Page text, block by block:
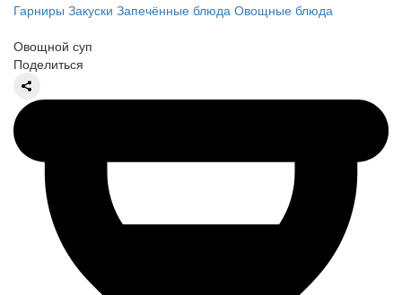
Гарниры Закуски Запечённые блюда Овощные блюда
Овощной суп
Поделиться